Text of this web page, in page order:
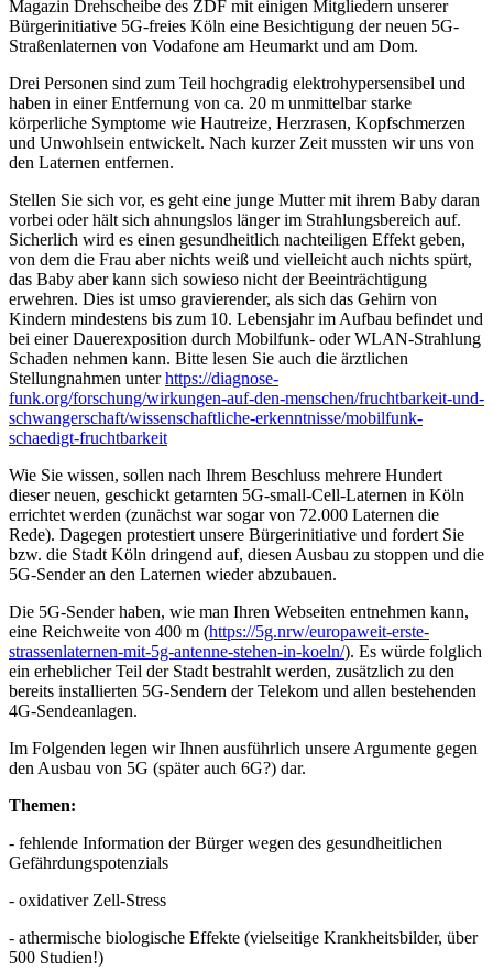
Magazin Drehscheibe des ZDF mit einigen Mitgliedern unserer
Bürgerinitiative 5G-freies Köln eine Besichtigung der neuen 5G-
Straßenlaternen von Vodafone am Heumarkt und am Dom.
Drei Personen sind zum Teil hochgradig elektrohypersensibel und
haben in einer Entfernung von ca. 20 m unmittelbar starke
körperliche Symptome wie Hautreize, Herzrasen, Kopfschmerzen
und Unwohlsein entwickelt. Nach kurzer Zeit mussten wir uns von
den Laternen entfernen.
Stellen Sie sich vor, es geht eine junge Mutter mit ihrem Baby daran
vorbei oder hält sich ahnungslos länger im Strahlungsbereich auf.
Sicherlich wird es einen gesundheitlich nachteiligen Effekt geben,
von dem die Frau aber nichts weiß und vielleicht auch nichts spürt,
das Baby aber kann sich sowieso nicht der Beeinträchtigung
erwehren. Dies ist umso gravierender, als sich das Gehirn von
Kindern mindestens bis zum 10. Lebensjahr im Aufbau befindet und
bei einer Dauerexposition durch Mobilfunk- oder WLAN-Strahlung
Schaden nehmen kann. Bitte lesen Sie auch die ärztlichen
Stellungnahmen unterhttps://diagnose-
funk.org/forschung/wirkungen-auf-den-menschen/fruchtbarkeit-und-
schwangerschaft/wissenschaftliche-erkenntnisse/mobilfunk-
schaedigt-fruchtbarkeit
Wie Sie wissen, sollen nach Ihrem Beschluss mehrere Hundert
dieser neuen, geschickt getarnten 5G-small-Cell-Laternen in Köln
errichtet werden (zunächst war sogar von 72.000 Laternen die
Rede). Dagegen protestiert unsere Bürgerinitiative und fordert Sie
bzw. die Stadt Köln dringend auf, diesen Ausbau zu stoppen und die
5G-Sender an den Laternen wieder abzubauen.
Die 5G-Sender haben, wie man Ihren Webseiten entnehmen kann,
eine Reichweite von 400 m (https://5g.nrw/europaweit-erste-
strassenlaternen-mit-5g-antenne-stehen-in-koeln/). Es würde folglich
ein erheblicher Teil der Stadt bestrahlt werden, zusätzlich zu den
bereits installierten 5G-Sendern der Telekom und allen bestehenden
4G-Sendeanlagen.
Im Folgenden legen wir Ihnen ausführlich unsere Argumente gegen
den Ausbau von 5G (später auch 6G?) dar.
Themen:
- fehlende Information der Bürger wegen des gesundheitlichen
Gefährdungspotenzials
- oxidativer Zell-Stress
- athermische biologische Effekte (vielseitige Krankheitsbilder, über
500 Studien!)